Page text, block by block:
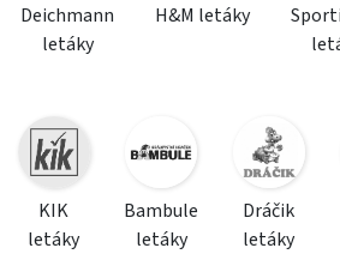
Deichmann
letáky
H&M letáky
KIK
letáky
Bambule
letáky
Dráčik
letáky